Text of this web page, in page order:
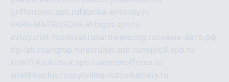
griffoncom.spb.rufabrika-emotsiy.ru
PARK-MATROSOVA.RUagat.spb.ru
avtoyurist-moskva1.ru hardware.org.ruсхема-авто.рф
dg-lab.ruangrup.ru recruiter.spb.ru music8.spb.ru
krsk124.rukubok.spb.ru romanofforex.ru
analitikaplus.ruspyonline.ruzosikamery.ru